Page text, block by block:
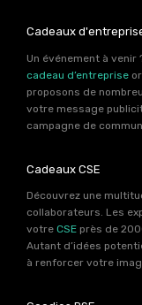
Cadeaux
Un événement à venir
cadeau d’entreprise
proposons de
votre message
campagne de
Cadeaux CSE
Découvrez une
collaborateurs. Les
votre CSE près de
Autant d’idées
à renforcer votre